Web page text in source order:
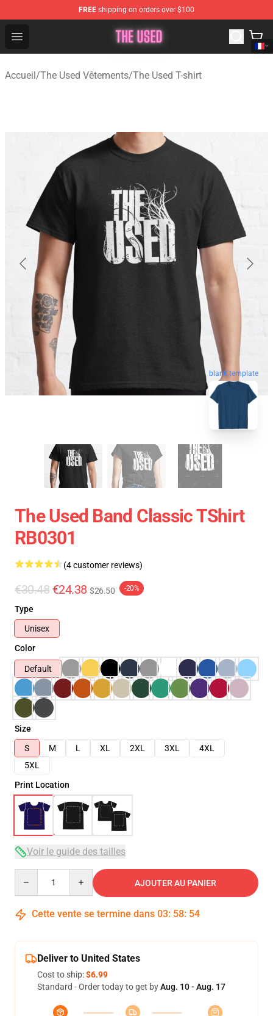
FREE shipping on orders over $100
Open menu
The Used Store - Official The Used Merchandise Shop
Accueil/The Used Vêtements/The Used T-shirt
blank template
The Used Band Classic TShirt
RB0301
(4 customer reviews)
€30.48 €24.38 $26.50 -20%
Type
Unisex
Color
Default
Size
S
M L XL 2XL 3XL
4XL
5XL
Print Location
Voir le guide des tailles
AJOUTER AU PANIER
Cette vente se termine dans 03: 58: 54
Deliver to United States
Cost to ship:$6.99
Standard - Order today to get byAug. 10 - Aug. 17